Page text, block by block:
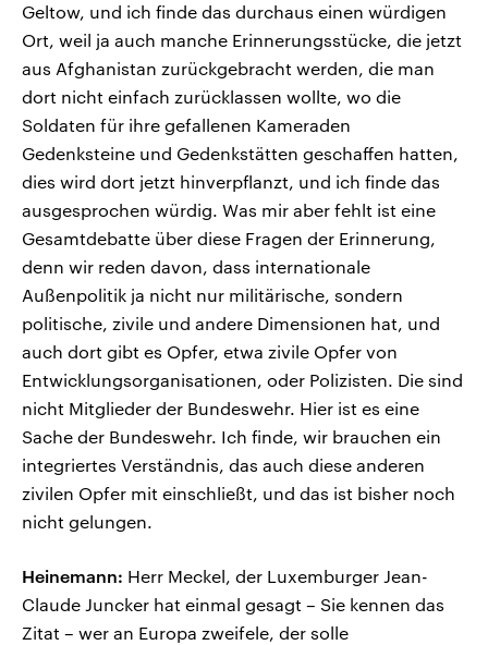
Geltow, und ich finde das durchaus einen würdigen
Ort, weil ja auch manche Erinnerungsstücke, die jetzt
aus Afghanistan zurückgebracht werden, die man
dort nicht einfach zurücklassen wollte, wo die
Soldaten für ihre gefallenen Kameraden
Gedenksteine und Gedenkstätten geschaffen hatten,
dies wird dort jetzt hinverpflanzt, und ich finde das
ausgesprochen würdig. Was mir aber fehlt ist eine
Gesamtdebatte über diese Fragen der Erinnerung,
denn wir reden davon, dass internationale
Außenpolitik ja nicht nur militärische, sondern
politische, zivile und andere Dimensionen hat, und
auch dort gibt es Opfer, etwa zivile Opfer von
Entwicklungsorganisationen, oder Polizisten. Die sind
nicht Mitglieder der Bundeswehr. Hier ist es eine
Sache der Bundeswehr. Ich finde, wir brauchen ein
integriertes Verständnis, das auch diese anderen
zivilen Opfer mit einschließt, und das ist bisher noch
nicht gelungen.
Heinemann: Herr Meckel, der Luxemburger Jean-
Claude Juncker hat einmal gesagt – Sie kennen das
Zitat – wer an Europa zweifele, der solle